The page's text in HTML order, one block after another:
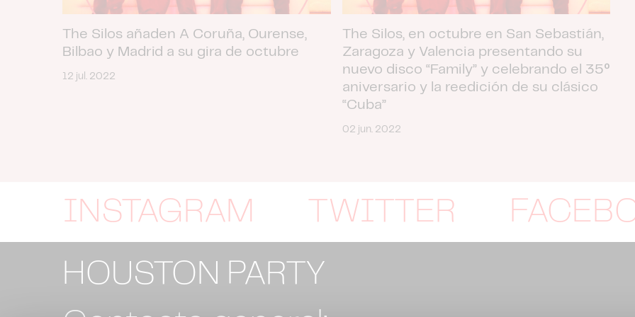
The Silos añaden A Coruña, Ourense,
Bilbao y Madrid a su gira de octubre
12 jul. 2022
The Silos, en octubre en San Sebastián,
Zaragoza y Valencia presentando su
nuevo disco “Family” y celebrando el 35º
aniversario y la reedición de su clásico
“Cuba”
02 jun. 2022
INSTAGRAM TWITTER
HOUSTON PARTY